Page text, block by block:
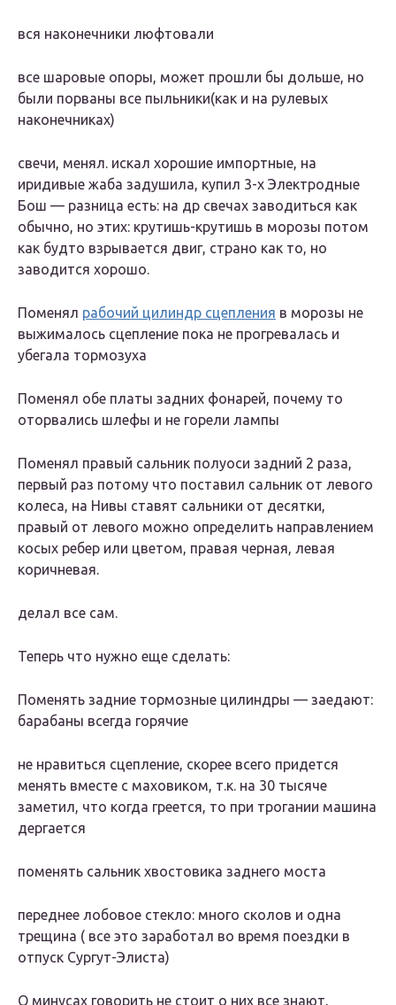
вся наконечники люфтовали
все шаровые опоры, может прошли бы дольше, но
были порваны все пыльники(как и на рулевых
наконечниках)
свечи, менял. искал хорошие импортные, на
иридивые жаба задушила, купил 3-х Электродные
Бош — разница есть: на др свечах заводиться как
обычно, но этих: крутишь-крутишь в морозы потом
как будто взрывается двиг, страно как то, но
заводится хорошо.
Поменял рабочий цилиндр сцепления в морозы не
выжималось сцепление пока не прогревалась и
убегала тормозуха
Поменял обе платы задних фонарей, почему то
оторвались шлефы и не горели лампы
Поменял правый сальник полуоси задний 2 раза,
первый раз потому что поставил сальник от левого
колеса, на Нивы ставят сальники от десятки,
правый от левого можно определить направлением
косых ребер или цветом, правая черная, левая
коричневая.
делал все сам.
Теперь что нужно еще сделать:
Поменять задние тормозные цилиндры — заедают:
барабаны всегда горячие
не нравиться сцепление, скорее всего придется
менять вместе с маховиком, т.к. на 30 тысяче
заметил, что когда греется, то при трогании машина
дергается
поменять сальник хвостовика заднего моста
переднее лобовое стекло: много сколов и одна
трещина ( все это заработал во время поездки в
отпуск Сургут-Элиста)
О минусах говорить не стоит о них все знают,